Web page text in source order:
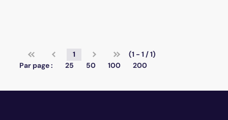
1
(1 - 1 / 1)
Par page :
25 50 100 200